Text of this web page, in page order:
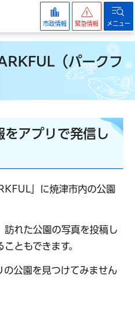
市政情報 緊急情報 メニュー
（パークフ
をアプリで発信し
」に焼津市内の公園
訪れた公園の写真を投稿し
ともできます。
の公園を見つけてみません